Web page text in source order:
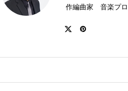
作編曲家 音楽プ